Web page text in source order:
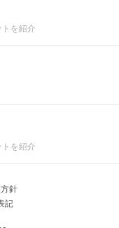
を紹介
を紹介
針
記